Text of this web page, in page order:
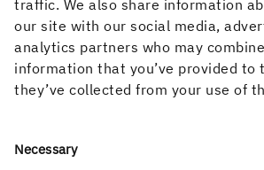
traffic. We also share information
our site with our social media,
analytics partners who may
information that you’ve provided to
they’ve collected from your use of
Consent
Necessary
Totalentreprenören F O Peterson
arkitekter till platsledning, och tar
leverantörer och underleverantörer i
Martinsons är den entreprenör som
konstruktionen. Nu är första